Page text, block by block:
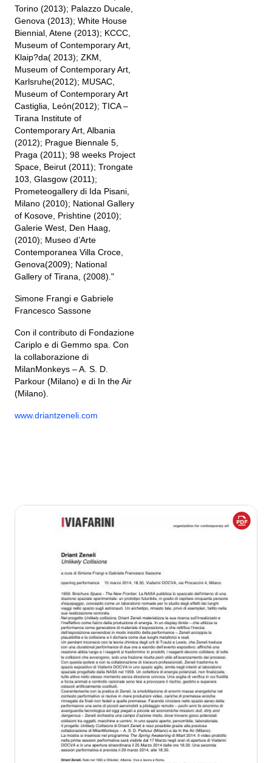
Torino (2013); Palazzo Ducale,
Genova (2013); White House
Biennial, Atene (2013); KCCC,
Museum of Contemporary Art,
Klaip?da( 2013); ZKM,
Museum of Contemporary Art,
Karlsruhe(2012); MUSAC,
Museum of Contemporary Art
Castiglia, León(2012); TICA –
Tirana Institute of
Contemporary Art, Albania
(2012); Prague Biennale 5,
Praga (2011); 98 weeks Project
Space, Beirut (2011); Trongate
103, Glasgow (2011);
Prometeogallery di Ida Pisani,
Milano (2010); National Gallery
of Kosove, Prishtine (2010);
Galerie West, Den Haag,
(2010); Museo d’Arte
Contemporanea Villa Croce,
Genova(2009); National
Gallery of Tirana, (2008)."
Simone Frangi e Gabriele
Francesco Sassone
Con il contributo di Fondazione
Cariplo e di Gemmo spa. Con
la collaborazione di
MilanMonkeys – A. S. D.
Parkour (Milano) e di In the Air
(Milano).
www.driantzeneli.com